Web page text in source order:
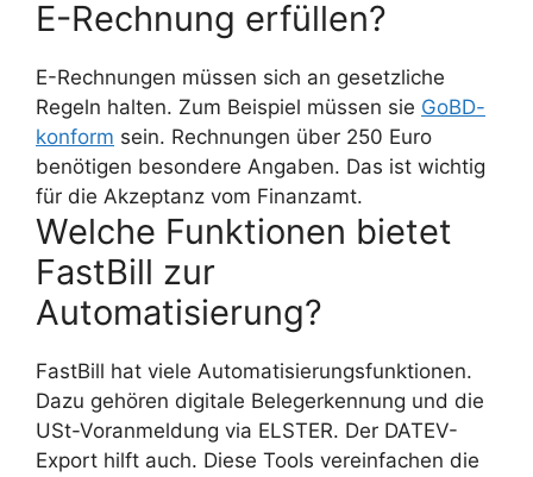
E-Rechnung erfüllen?
E-Rechnungen müssen sich an gesetzliche
Regeln halten. Zum Beispiel müssen sie GoBD-
konform sein. Rechnungen über 250 Euro
benötigen besondere Angaben. Das ist wichtig
für die Akzeptanz vom Finanzamt.
Welche Funktionen bietet
FastBill zur
Automatisierung?
FastBill hat viele Automatisierungsfunktionen.
Dazu gehören digitale Belegerkennung und die
USt-Voranmeldung via ELSTER. Der DATEV-
Export hilft auch. Diese Tools vereinfachen die